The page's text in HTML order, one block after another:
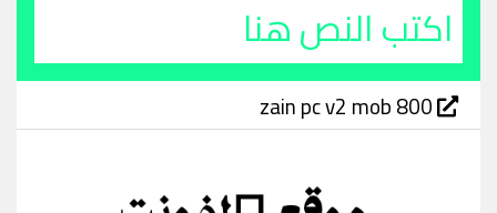
zain pc v2 mob 800